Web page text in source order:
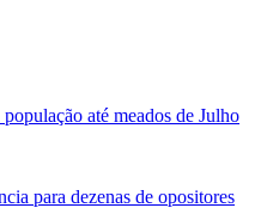
até meados de Julho
para dezenas de opositores